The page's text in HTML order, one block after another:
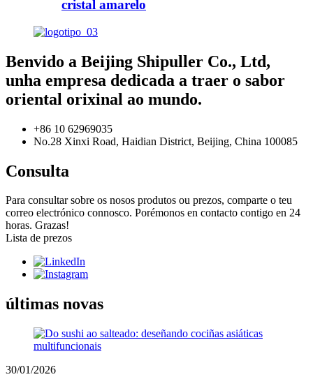
cristal amarelo
Benvido a Beijing Shipuller Co., Ltd,
unha empresa dedicada a traer o sabor
oriental orixinal ao mundo.
+86 10 62969035
No.28 Xinxi Road, Haidian District, Beijing, China 100085
Consulta
Para consultar sobre os nosos produtos ou prezos, comparte o teu
correo electrónico connosco. Porémonos en contacto contigo en 24
horas. Grazas!
Lista de prezos
últimas novas
30/01/2026